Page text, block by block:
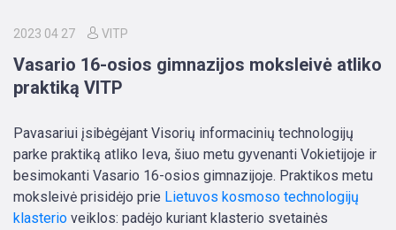
2023 04 27 VITP
Vasario 16-osios gimnazijos moksleivė atliko
praktiką VITP
Pavasariui įsibėgėjant Visorių informacinių technologijų
parke praktiką atliko Ieva, šiuo metu gyvenanti Vokietijoje ir
besimokanti Vasario 16-osios gimnazijoje. Praktikos metu
moksleivė prisidėjo prie Lietuvos kosmoso technologijų
klasterio veiklos: padėjo kuriant klasterio svetainės